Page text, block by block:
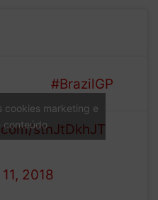
#BrazilGP
stnJtDkhJT
2018
cookies marketing e
conteúdo